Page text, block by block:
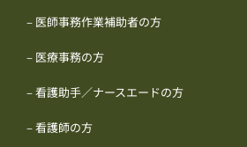
– 医師事務作業補助者の方
– 医療事務の方
– 看護助手／ナースエードの方
– 看護師の方